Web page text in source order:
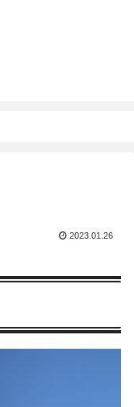
2023.01.26